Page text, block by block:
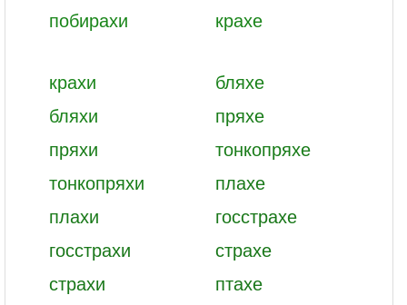
побирахи
крахе
крахи
бляхе
бляхи
пряхе
пряхи
тонкопряхе
тонкопряхи
плахе
плахи
госстрахе
госстрахи
страхе
страхи
птахе